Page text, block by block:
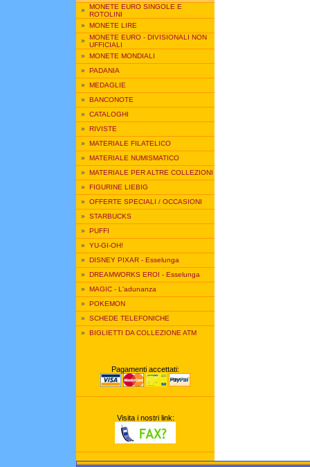
» MONETE EURO SINGOLE E
ROTOLINI
» MONETE LIRE
» MONETE EURO - DIVISIONALI NON
UFFICIALI
» MONETE MONDIALI
» PADANIA
» MEDAGLIE
» BANCONOTE
» CATALOGHI
» RIVISTE
» MATERIALE FILATELICO
» MATERIALE NUMISMATICO
» MATERIALE PER ALTRE COLLEZIONI
» FIGURINE LIEBIG
» OFFERTE SPECIALI / OCCASIONI
» STARBUCKS
» PUFFI
» YU-GI-OH!
» DISNEY PIXAR - Esselunga
» DREAMWORKS EROI - Esselunga
» MAGIC - L'adunanza
» POKEMON
» SCHEDE TELEFONICHE
» BIGLIETTI DA COLLEZIONE ATM
Pagamenti accettati:
Visita i nostri link: